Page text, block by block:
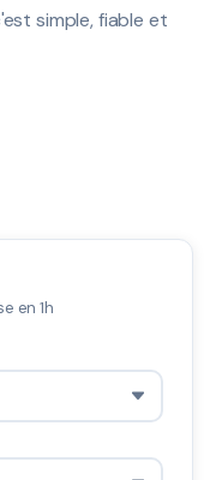
simple, fiable et
en 1h